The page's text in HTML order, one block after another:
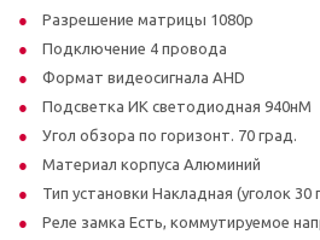
Разрешение матрицы 1080p
Подключение 4 провода
Формат видеосигнала AHD
Подсветка ИК светодиодная 940нМ
Угол обзора по горизонт. 70 град.
Материал корпуса Алюминий
Тип установки Накладная (уголок 30
Реле замка Есть, коммутируемое